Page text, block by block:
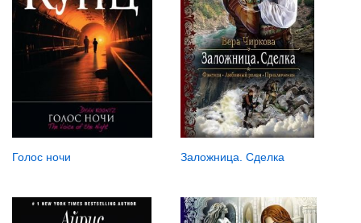
Голос ночи Заложница. Сделка